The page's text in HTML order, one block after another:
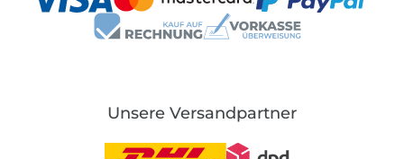
Unsere Versandpartner